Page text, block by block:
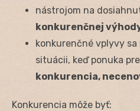
nástrojom na
konkurenčnej
konkurenčné vplyvy
situácii, keď ponuka
konkurencia,
Konkurencia môže byť: